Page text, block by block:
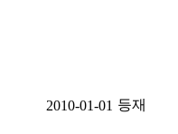
2010-01-01 등재